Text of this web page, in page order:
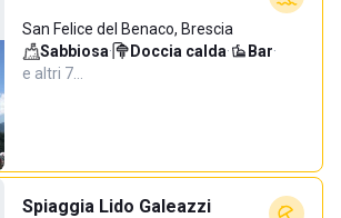
San Felice del Benaco, Brescia
Sabbiosa· Doccia calda· Bar·
e altri 7…
Spiaggia Lido Galeazzi